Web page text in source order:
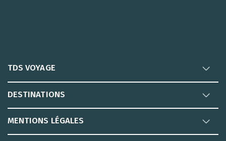
TDS VOYAGE
DESTINATIONS
MENTIONS LÉGALES